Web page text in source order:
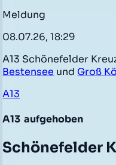
Meldung
08.07.26, 18:29
A13 Schönefelder
Bestensee und Groß
A13
A13 aufgehoben
Schönefelder